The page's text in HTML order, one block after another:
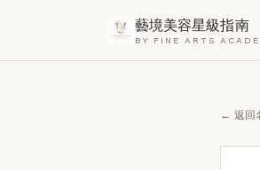
藝境美容星級指南
BY FINE ARTS
← 返回